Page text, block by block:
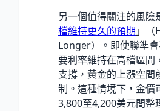
另一個值得關注的風險
檔維持更久的預期 」
Longer）。即使聯準
要利率維持在高檔區間
支撐，黃金的上漲空間
制。這種情境下，金價
3,800至4,200美元間整